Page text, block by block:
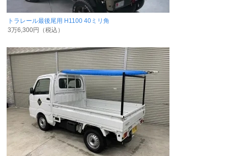
トラレール最後尾用 H1100 40ミリ角
3万6,300円（税込）